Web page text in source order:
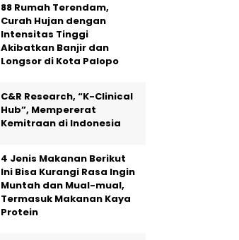
88 Rumah Terendam,
Curah Hujan dengan
Intensitas Tinggi
Akibatkan Banjir dan
Longsor di Kota Palopo
C&R Research, “K-Clinical
Hub”, Mempererat
Kemitraan di Indonesia
4 Jenis Makanan Berikut
Ini Bisa Kurangi Rasa Ingin
Muntah dan Mual-mual,
Termasuk Makanan Kaya
Protein